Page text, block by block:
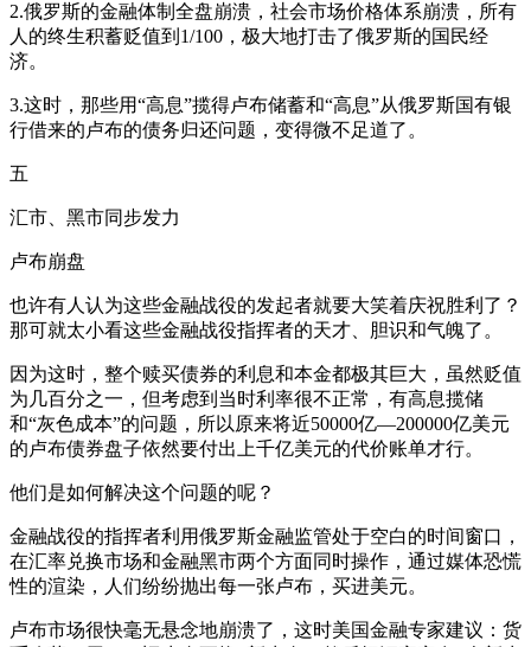
2.俄罗斯的金融体制全盘崩溃，社会市场价格体系崩溃，所有
人的终生积蓄贬值到1/100，极大地打击了俄罗斯的国民经
济。
3.这时，那些用“高息”揽得卢布储蓄和“高息”从俄罗斯国有银
行借来的卢布的债务归还问题，变得微不足道了。
五
汇市、黑市同步发力
卢布崩盘
也许有人认为这些金融战役的发起者就要大笑着庆祝胜利了？
那可就太小看这些金融战役指挥者的天才、胆识和气魄了。
因为这时，整个赎买债券的利息和本金都极其巨大，虽然贬值
为几百分之一，但考虑到当时利率很不正常，有高息揽储
和“灰色成本”的问题，所以原来将近50000亿—200000亿美元
的卢布债券盘子依然要付出上千亿美元的代价账单才行。
他们是如何解决这个问题的呢？
金融战役的指挥者利用俄罗斯金融监管处于空白的时间窗口，
在汇率兑换市场和金融黑市两个方面同时操作，通过媒体恐慌
性的渲染，人们纷纷抛出每一张卢布，买进美元。
卢布市场很快毫无悬念地崩溃了，这时美国金融专家建议：货